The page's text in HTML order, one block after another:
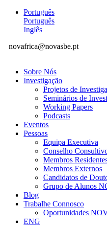
Português
Português
Inglês
novafrica@novasbe.pt
Sobre Nós
Investigação
Projetos de
Seminários de
Working Papers
Podcasts
Eventos
Pessoas
Equipa Executiva
Conselho
Membros
Membros Externos
Candidatos de
Grupo de Alunos
Blog
Trabalhe Connosco
Oportunidades
ENG